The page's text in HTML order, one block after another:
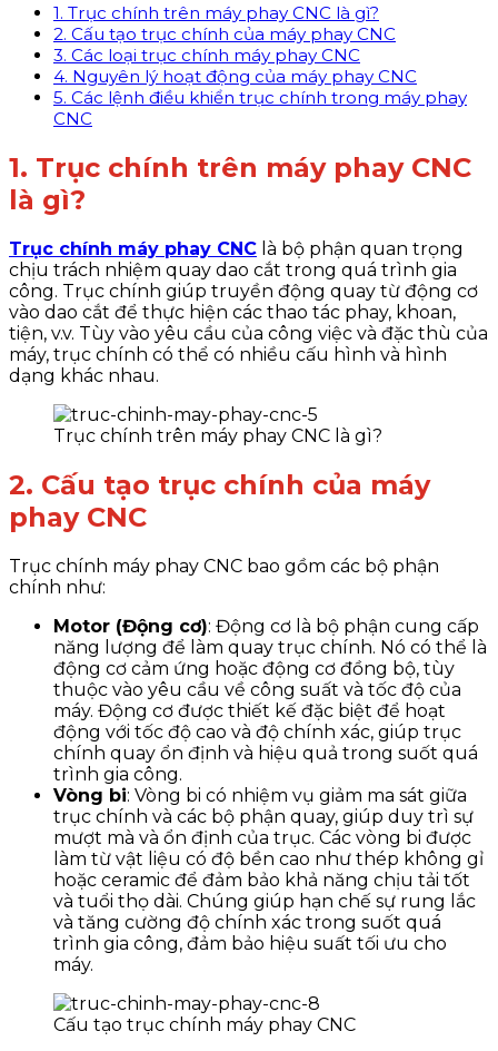
1. Trục chính trên máy phay CNC là gì?
2. Cấu tạo trục chính của máy phay CNC
3. Các loại trục chính máy phay CNC
4. Nguyên lý hoạt động của máy phay CNC
5. Các lệnh điều khiển trục chính trong máy phay
CNC
1. Trục chính trên máy phay CNC
là gì?
Trục chính máy phay CNC là bộ phận quan trọng
chịu trách nhiệm quay dao cắt trong quá trình gia
công. Trục chính giúp truyền động quay từ động cơ
vào dao cắt để thực hiện các thao tác phay, khoan,
tiện, v.v. Tùy vào yêu cầu của công việc và đặc thù của
máy, trục chính có thể có nhiều cấu hình và hình
dạng khác nhau.
Trục chính trên máy phay CNC là gì?
2. Cấu tạo trục chính của máy
phay CNC
Trục chính máy phay CNC bao gồm các bộ phận
chính như:
Motor (Động cơ): Động cơ là bộ phận cung cấp
năng lượng để làm quay trục chính. Nó có thể là
động cơ cảm ứng hoặc động cơ đồng bộ, tùy
thuộc vào yêu cầu về công suất và tốc độ của
máy. Động cơ được thiết kế đặc biệt để hoạt
động với tốc độ cao và độ chính xác, giúp trục
chính quay ổn định và hiệu quả trong suốt quá
trình gia công.
Vòng bi: Vòng bi có nhiệm vụ giảm ma sát giữa
trục chính và các bộ phận quay, giúp duy trì sự
mượt mà và ổn định của trục. Các vòng bi được
làm từ vật liệu có độ bền cao như thép không gỉ
hoặc ceramic để đảm bảo khả năng chịu tải tốt
và tuổi thọ dài. Chúng giúp hạn chế sự rung lắc
và tăng cường độ chính xác trong suốt quá
trình gia công, đảm bảo hiệu suất tối ưu cho
máy.
Cấu tạo trục chính máy phay CNC